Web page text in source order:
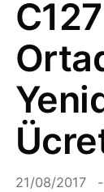
21/08/2017